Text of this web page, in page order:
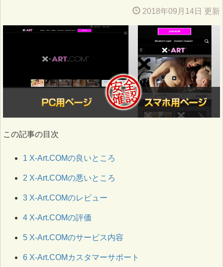
2018年09月14日 更新
この記事の目次
1 X-Art.COMの良いところ
2 X-Art.COMの悪いところ
3 X-Art.COMのレビュー
4 X-Art.COMの評価
5 X-Art.COMのサービス内容
6 X-Art.COMカスタマーサポート